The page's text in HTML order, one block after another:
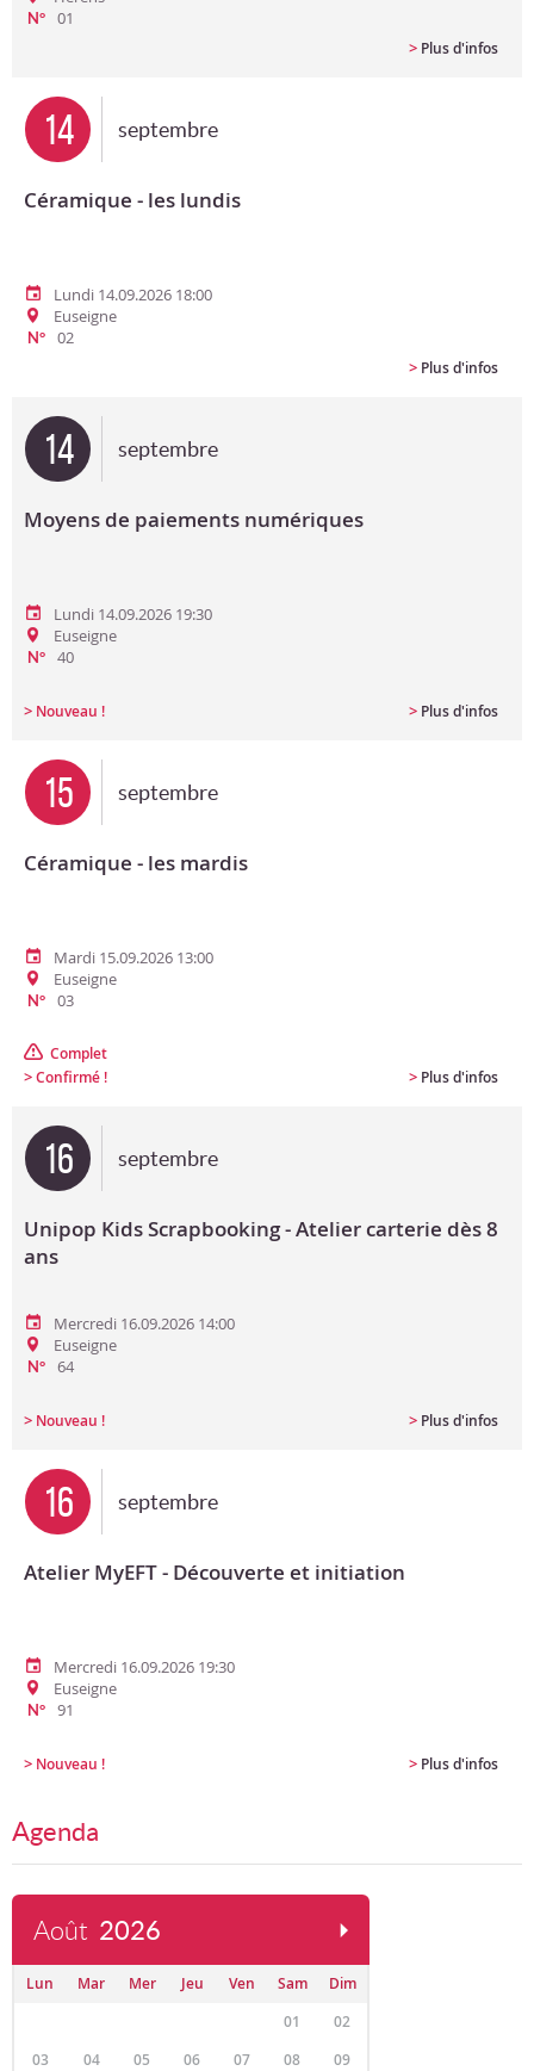
N°
01
> Plus d'infos
14 septembre
Céramique - les lundis
Lundi 14.09.2026 18:00
Euseigne
N°
02
> Plus d'infos
14 septembre
Moyens de paiements numériques
Lundi 14.09.2026 19:30
Euseigne
N° 40
> Nouveau ! > Plus d'infos
15 septembre
Céramique - les mardis
Mardi 15.09.2026 13:00
Euseigne
N° 03
Complet
>Confirmé ! > Plus d'infos
16 septembre
Unipop Kids Scrapbooking - Atelier carterie dès 8
ans
Mercredi 16.09.2026 14:00
Euseigne
N° 64
> Nouveau ! > Plus d'infos
16 septembre
Atelier MyEFT - Découverte et initiation
Mercredi 16.09.2026 19:30
Euseigne
N° 91
> Nouveau ! > Plus d'infos
Agenda
Août 2026
Lun Mar Mer Jeu Ven Sam
Dim
01
02
03
04 05 06 07 08
09